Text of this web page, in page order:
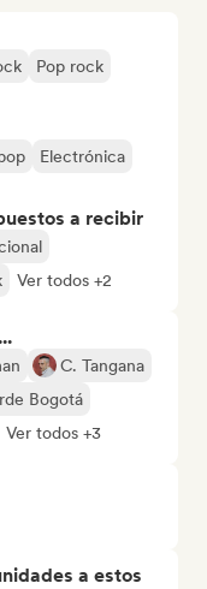
Pop rock
Electrónica
a recibir
Ver todos +2
C. Tangana
Bogotá
Ver todos +3
a estos